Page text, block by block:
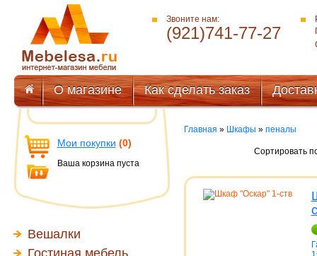
Звоните нам:
(921)741-77-27
О магазине Как сделать заказ
Мои покупки (0)
Ваша корзина пуста
Вешалки
Гостиная мебель
Главная » Шкафы » пеналы
Сортировать